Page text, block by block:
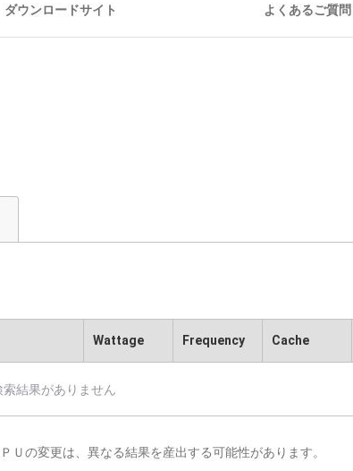
ダウンロードサイト よくあるご質問
Wattage Frequency Cache
索結果がありません
の変更は、異なる結果を産出する可能性があります。